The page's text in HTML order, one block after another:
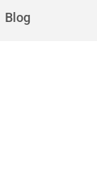
Blog